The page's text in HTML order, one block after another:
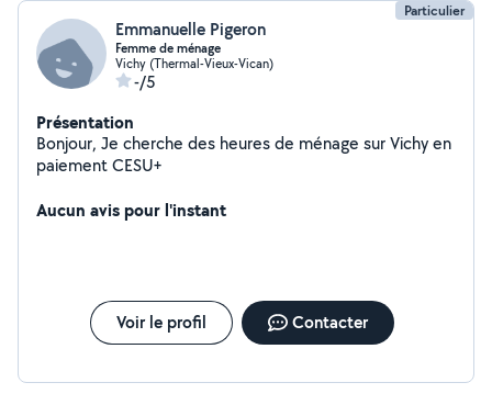
Particulier
Emmanuelle Pigeron
Femme de ménage
Vichy (Thermal-Vieux-Vican)
-/5
Présentation
Bonjour, Je cherche des heures de ménage sur Vichy en
paiement CESU+
Aucun avis pour l'instant
Voir le profil Contacter